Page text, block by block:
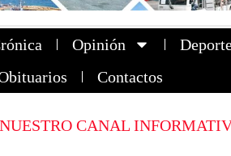
Opinión
Contactos
CANAL